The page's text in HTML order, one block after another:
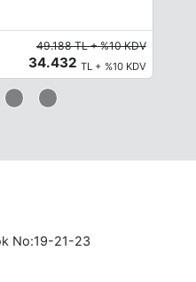
49.188 TL + %10 KDV
34.432 TL + %10 KDV
No:19-21-23